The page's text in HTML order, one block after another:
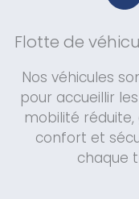
Flotte de
Nos véhicules
pour accueillir
mobilité
confort et
chaque